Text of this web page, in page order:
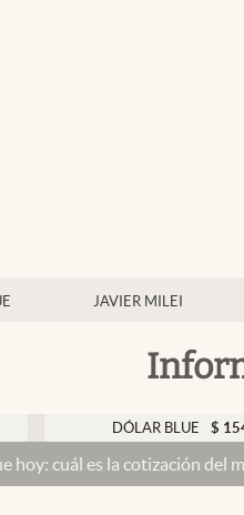
JAVIER MILEI
DÓLAR BLUE $ 1540 -0.32
cotización del miércoles 5 de